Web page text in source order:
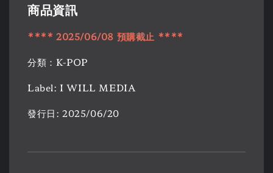
商品資訊
**** 2025/06/08 預購截止 ****
分類：K-POP
Label: I WILL MEDIA
發行日: 2025/06/20